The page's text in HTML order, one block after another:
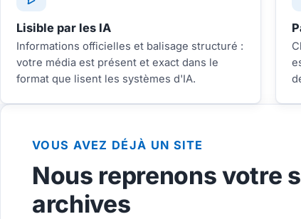
Lisible par les IA
Informations officielles et balisage structuré :
votre média est présent et exact dans le
format que lisent les systèmes d'IA.
VOUS AVEZ DÉJÀ UN SITE
Nous reprenons votre
archives